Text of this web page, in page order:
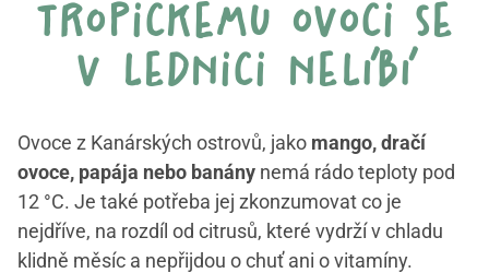
tropickému ovoci se
v lednici nelíbí
Ovoce z Kanárských ostrovů, jako mango, dračí
ovoce, papája nebo banány nemá rádo teploty pod
12 °C. Je také potřeba jej zkonzumovat co je
nejdříve, na rozdíl od citrusů, které vydrží v chladu
klidně měsíc a nepřijdou o chuť ani o vitamíny.